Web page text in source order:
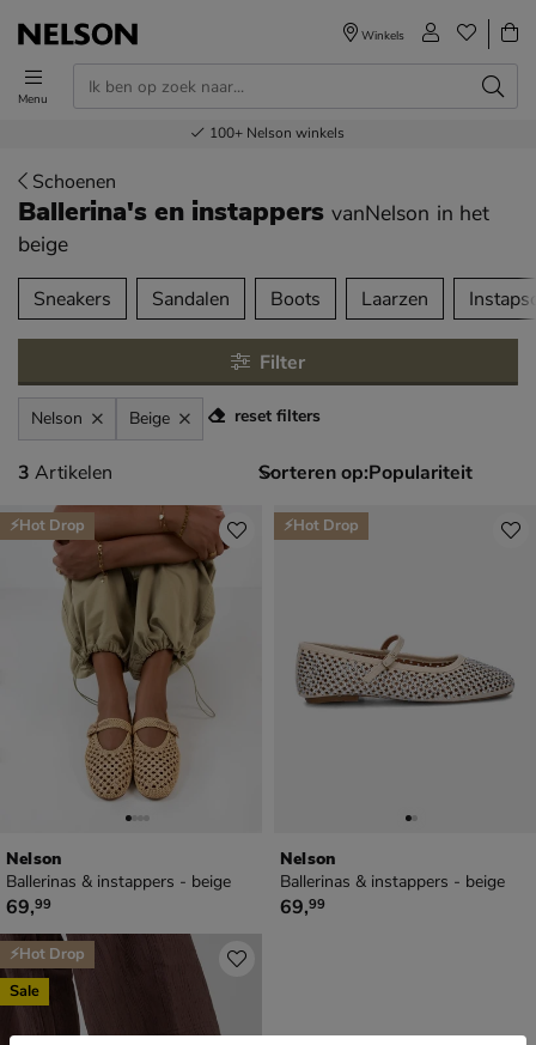
Menu
Winkels
Voor 23.00u besteld,volgende dag in huis
Gratisverzending en retour
Bestel nu,betaal later
100+ Nelson winkels
Schoenen
Ballerina's en instappers vanNelson in het
beige
over
Sneakers Sandalen Boots Laarzen
Filter
Nelson Beige reset filters
3 artikelen
3 Artikelen Sorteren op:
Nelson
Ballerinas & instappers - beige
€ 69,99
69,99
⚡Hot Drop
Nelson
Ballerinas & instappers - beige
€ 69,99
69,99
⚡Hot Drop
⚡Hot Drop
Sale